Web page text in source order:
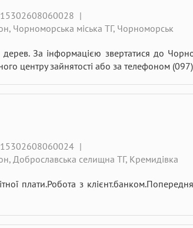
15302608060028 |
Чорноморська міська ТГ, Чорноморськ
дерев. За інформацією звертатися до
центру зайнятості або за телефоном
15302608060024 |
Доброславська селищна ТГ, Кремидівка
плати.Робота з